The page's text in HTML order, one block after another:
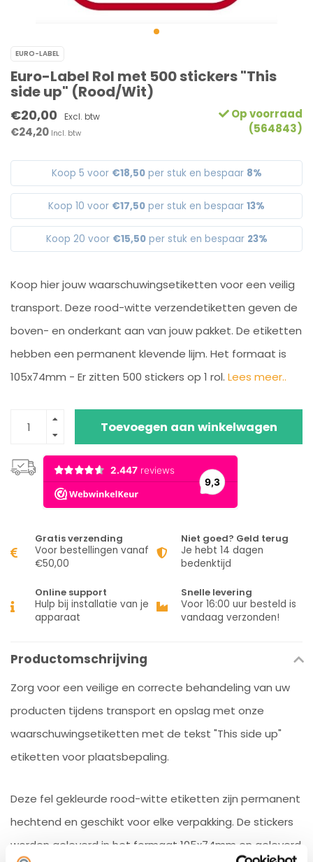
EURO-LABEL
Euro-Label Rol met 500 stickers "This
side up" (Rood/Wit)
€20,00 Excl. btw
€24,20 Incl. btw
Op voorraad
(564843)
Koop 5 voor €18,50per stuk en bespaar 8%
Koop 10 voor €17,50 per stuk en bespaar 13%
Koop 20 voor €15,50per stuk en bespaar 23%
Koop hier jouw waarschuwingsetiketten voor een veilig
transport. Deze rood-witte verzendetiketten geven de
boven- en onderkant aan van jouw pakket. De etiketten
hebben een permanent klevende lijm. Het formaat is
105x74mm - Er zitten 500 stickers op 1 rol. Lees meer..
Toevoegen aan winkelwagen
Gratis verzending
Voor bestellingen vanaf
€50,00
Niet goed? Geld terug
Je hebt 14 dagen
bedenktijd
Online support
Hulp bij installatie van je
apparaat
Snelle levering
Voor 16:00 uur besteld is
vandaag verzonden!
Productomschrijving
Zorg voor een veilige en correcte behandeling van uw
producten tijdens transport en opslag met onze
waarschuwingsetiketten met de tekst "This side up"
etiketten voor plaatsbepaling.
Deze fel gekleurde rood-witte etiketten zijn permanent
hechtend en geschikt voor elke verpakking. De stickers
worden geleverd in het formaat 105x74mm en geleverd